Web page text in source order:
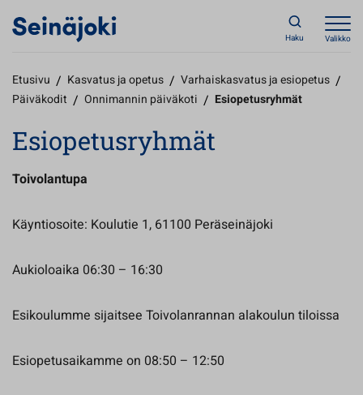
Haku Valikko
Etusivu / Kasvatus ja opetus / Varhaiskasvatus ja esiopetus /
Päiväkodit / Onnimannin päiväkoti / Esiopetusryhmät
Esiopetusryhmät
Toivolantupa
Käyntiosoite: Koulutie 1, 61100 Peräseinäjoki
Aukioloaika 06:30 – 16:30
Esikoulumme sijaitsee Toivolanrannan alakoulun tiloissa
Esiopetusaikamme on 08:50 – 12:50